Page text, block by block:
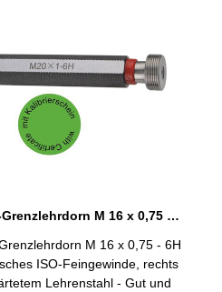
Gewinde-Grenzlehrdorn M 16 x 0,75 - 6H DIN 13
M 16 x 0,75 - 6H
ISO-Feingewinde, rechts
Lehrenstahl - Gut und